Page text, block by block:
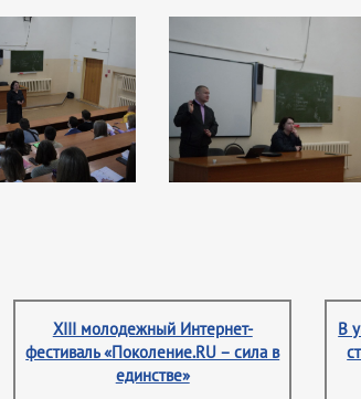
XIII молодежный Интернет-
фестиваль «Поколение.RU – сила в
единстве»
В